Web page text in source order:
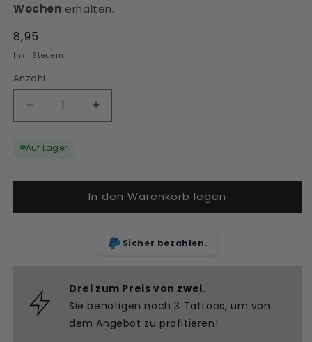
Wochen erhalten.
Normaler
Preis
8,95
Inkl. Steuern.
Anzahl
Verringere
die
für
Tattoo
Kreuz
Erhöhe
die
Tattoo
Blumen
Kreuz
Auf Lager
In den Warenkorb legen
Sicher bezahlen.
Drei zum Preis von zwei.
Sie benötigen noch 3 Tattoos, um von
dem Angebot zu profitieren!